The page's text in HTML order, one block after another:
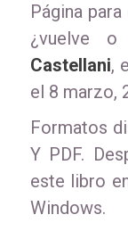
Página
¿vuelve
Castellani,
el 8 marzo,
Formatos
Y PDF.
este libro
Windows.